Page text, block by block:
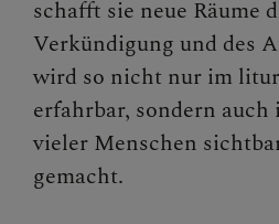
Gewalt &
schafft sie neue Räume
Verkündigung und des
wird so nicht nur im
erfahrbar, sondern
vieler Menschen
gemacht.